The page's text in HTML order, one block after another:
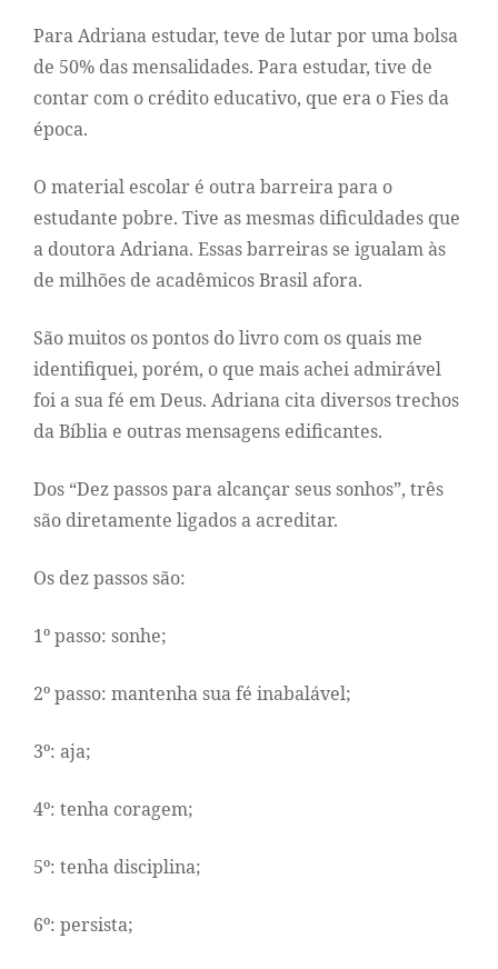
Para Adriana estudar, teve de lutar por uma bolsa
de 50% das mensalidades. Para estudar, tive de
contar com o crédito educativo, que era o Fies da
época.
O material escolar é outra barreira para o
estudante pobre. Tive as mesmas dificuldades que
a doutora Adriana. Essas barreiras se igualam às
de milhões de acadêmicos Brasil afora.
São muitos os pontos do livro com os quais me
identifiquei, porém, o que mais achei admirável
foi a sua fé em Deus. Adriana cita diversos trechos
da Bíblia e outras mensagens edificantes.
Dos “Dez passos para alcançar seus sonhos”, três
são diretamente ligados a acreditar.
Os dez passos são:
1º passo: sonhe;
2º passo: mantenha sua fé inabalável;
3º: aja;
4º: tenha coragem;
5º: tenha disciplina;
6º: persista;